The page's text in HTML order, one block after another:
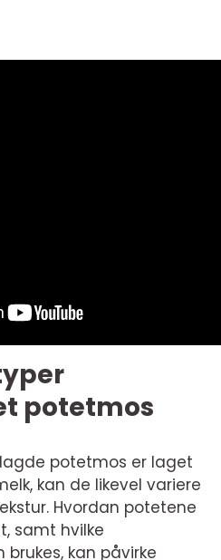
potetmos
potetmos er laget
kan de likevel variere
Hvordan potetene
samt hvilke
kan påvirke